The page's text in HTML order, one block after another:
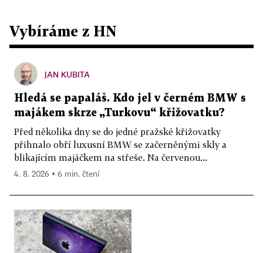
Vybíráme z HN
JAN KUBITA
Hledá se papaláš. Kdo jel v černém BMW s
majákem skrze „Turkovu“ křižovatku?
Před několika dny se do jedné pražské křižovatky
přihnalo obří luxusní BMW se začerněnými skly a
blikajícím majáčkem na střeše. Na červenou...
4. 8. 2026 ▪ 6 min. čtení